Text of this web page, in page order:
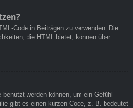
Code in Beiträgen zu verwenden. Die
die HTML bietet, können über
werden können, um ein Gefühl
gibt es einen kurzen Code, z. B. bedeutet